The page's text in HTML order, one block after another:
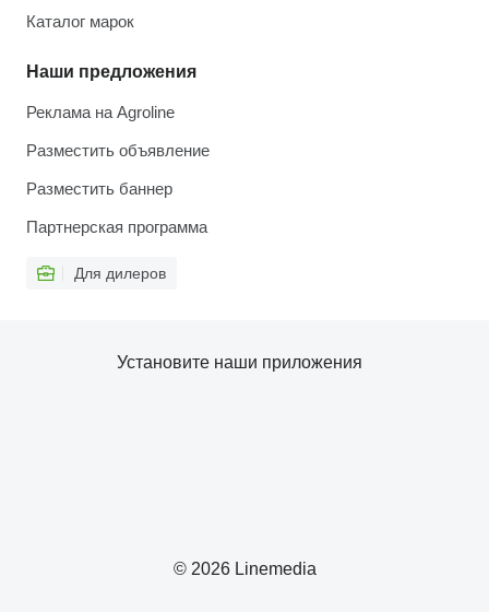
Каталог марок
Наши предложения
Реклама на Agroline
Разместить объявление
Разместить баннер
Партнерская программа
Для дилеров
© 2026 Linemedia
Установите наши приложения